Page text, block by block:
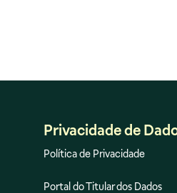
Privacidade de
Política de Privacidade
Portal do Titular dos Dados